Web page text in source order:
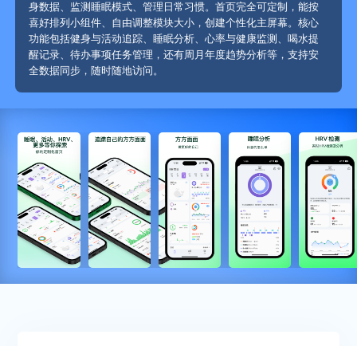
身数据、监测睡眠模式、管理日常习惯。首页完全可定制，能按
喜好排列小组件、自由调整模块大小，创建个性化主屏幕。核心
功能包括健身与活动追踪、睡眠分析、心率与健康监测、喝水提
醒记录、待办事项任务管理，还有周月年度趋势分析等，支持安
全数据同步，随时随地访问。